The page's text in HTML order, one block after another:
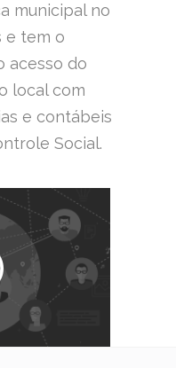
municipal no
e tem o
acesso do
local com
e contábeis
Social.